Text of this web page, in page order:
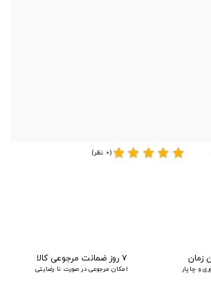
star
star
star
star
star(0 نظر)
زمان
و چاپار
۷ روز ضمانت مرجوعی کالا
امکان مرجوعی در صورت نا رضایتی